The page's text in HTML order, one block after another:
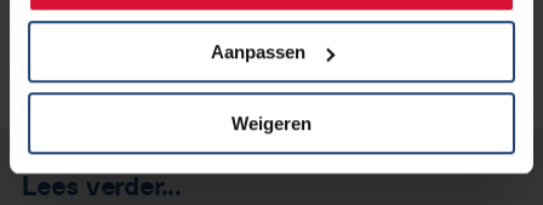
Aanpassen
Weigeren
Lees verder...